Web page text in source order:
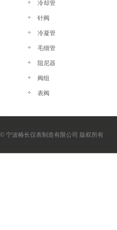
冷却管
针阀
冷凝管
毛细管
阻尼器
阀组
表阀
© 宁波椿长仪表制造有限公司 版权所有